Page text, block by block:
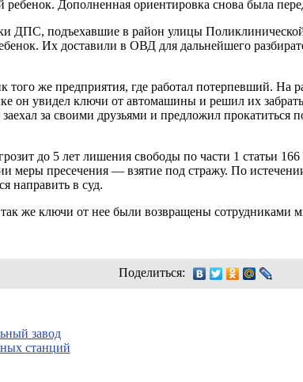
ребенок. Дополненная ориентировка снова была
ДПС, подъехавшие в район улицы
Их доставили в ОВД для дальнейшего
того же предприятия, где работал потерпевший. На
он увидел ключи от автомашины и решил их
за своими друзьями и предложил прокатиться
до 5 лет лишения свободы по части 1 статьи
меры пресечения — взятие под стражу. По
направить в суд.
же ключи от нее были возвращены сотрудниками
Поделиться:
завод
станций